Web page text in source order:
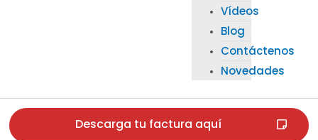
Vídeos
Blog
Contáctenos
Novedades
Descarga tu factura aquí